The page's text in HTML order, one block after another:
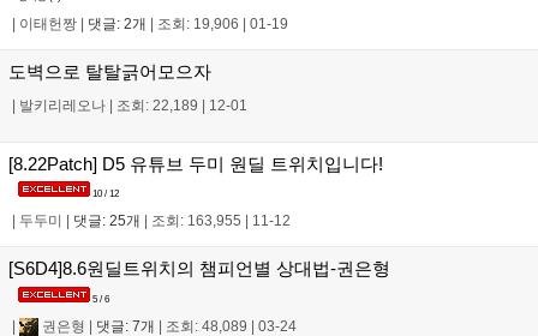
이태헌짱 댓글: 2개 조회: 19,906 01-19
도벽으로 탈탈긁어모으자
발키리레오나 조회: 22,189 12-01
[8.22Patch] D5 유튜브 두미 원딜 트위치입니다!
10 / 12
두두미 댓글: 25개 조회: 163,955 11-12
[S6D4]8.6원딜트위치의 챔피언별 상대법-권은형
5 / 6
| 권은형 | 댓글: 7개 | 조회: 48,089 | 03-24